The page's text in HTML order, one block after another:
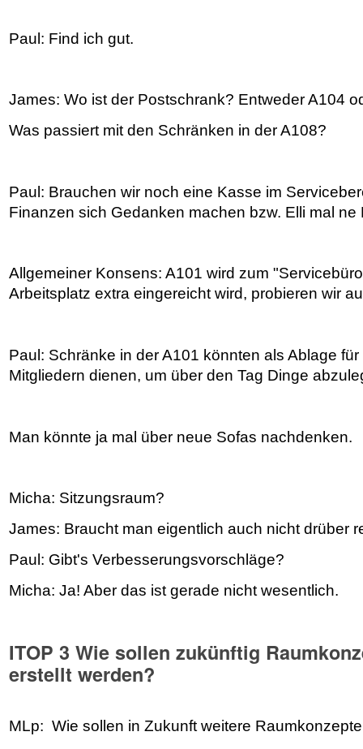
Paul: Find ich gut.
James: Wo ist der Postschrank? Entweder A104
Was passiert mit den Schränken in der A108?
Paul: Brauchen wir noch eine Kasse im
Finanzen sich Gedanken machen bzw. Elli mal ne
Allgemeiner Konsens: A101 wird zum
Arbeitsplatz extra eingereicht wird, probieren wir
Paul: Schränke in der A101 könnten als Ablage
Mitgliedern dienen, um über den Tag Dinge
Man könnte ja mal über neue Sofas nachdenken.
Micha: Sitzungsraum?
James: Braucht man eigentlich auch nicht drüber
Paul: Gibt's Verbesserungsvorschläge?
Micha: Ja! Aber das ist gerade nicht wesentlich.
ITOP 3 Wie sollen zukünftig
erstellt werden?
MLp: Wie sollen in Zukunft weitere